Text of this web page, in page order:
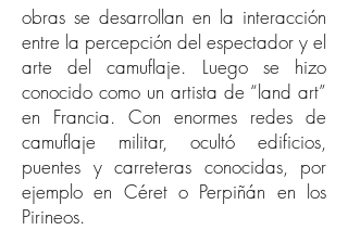
obras se desarrollan en la interacción
entre la percepción del espectador y el
arte del camuflaje. Luego se hizo
conocido como un artista de “land art”
en Francia. Con enormes redes de
camuflaje militar, ocultó edificios,
puentes y carreteras conocidas, por
ejemplo en Céret o Perpiñán en los
Pirineos.